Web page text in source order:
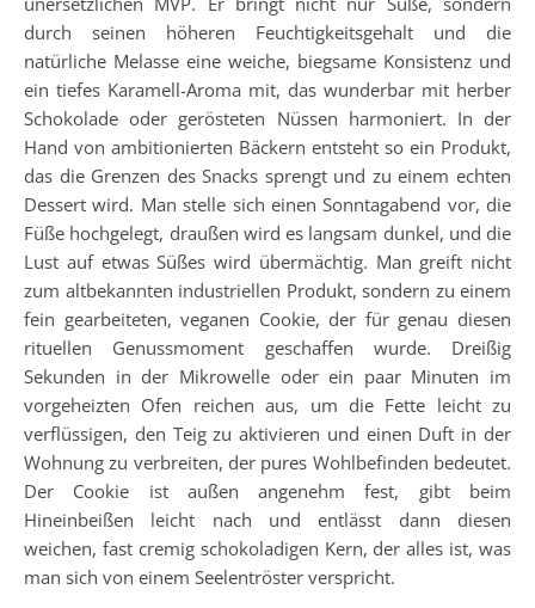
durch seinen höheren Feuchtigkeitsgehalt und die
natürliche Melasse eine weiche, biegsame Konsistenz und
ein tiefes Karamell-Aroma mit, das wunderbar mit herber
Schokolade oder gerösteten Nüssen harmoniert. In der
Hand von ambitionierten Bäckern entsteht so ein Produkt,
das die Grenzen des Snacks sprengt und zu einem echten
Dessert wird. Man stelle sich einen Sonntagabend vor, die
Füße hochgelegt, draußen wird es langsam dunkel, und die
Lust auf etwas Süßes wird übermächtig. Man greift nicht
zum altbekannten industriellen Produkt, sondern zu einem
fein gearbeiteten, veganen Cookie, der für genau diesen
rituellen Genussmoment geschaffen wurde. Dreißig
Sekunden in der Mikrowelle oder ein paar Minuten im
vorgeheizten Ofen reichen aus, um die Fette leicht zu
verflüssigen, den Teig zu aktivieren und einen Duft in der
Wohnung zu verbreiten, der pures Wohlbefinden bedeutet.
Der Cookie ist außen angenehm fest, gibt beim
Hineinbeißen leicht nach und entlässt dann diesen
weichen, fast cremig schokoladigen Kern, der alles ist, was
man sich von einem Seelentröster verspricht.